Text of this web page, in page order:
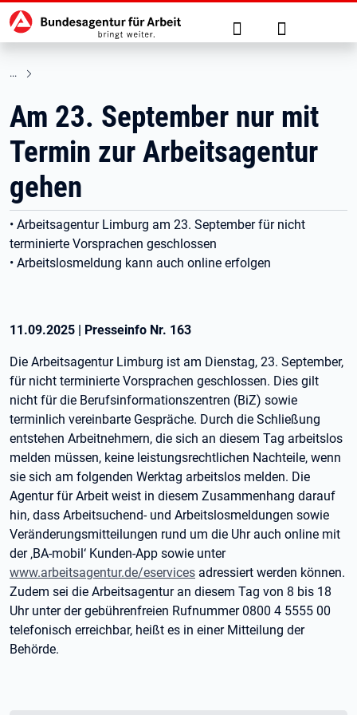
zu den Hauptinhalten springen
Hauptnavigation Suche Anmelden
Am 23. September nur mit
Termin zur Arbeitsagentur
gehen
• Arbeitsagentur Limburg am 23. September für nicht
terminierte Vorsprachen geschlossen
• Arbeitslosmeldung kann auch online erfolgen
11.09.2025 | Presseinfo Nr. 163
Die Arbeitsagentur Limburg ist am Dienstag, 23. September,
für nicht terminierte Vorsprachen geschlossen. Dies gilt
nicht für die Berufsinformationszentren (BiZ) sowie
terminlich vereinbarte Gespräche. Durch die Schließung
entstehen Arbeitnehmern, die sich an diesem Tag arbeitslos
melden müssen, keine leistungsrechtlichen Nachteile, wenn
sie sich am folgenden Werktag arbeitslos melden. Die
Agentur für Arbeit weist in diesem Zusammenhang darauf
hin, dass Arbeitsuchend- und Arbeitslosmeldungen sowie
Veränderungsmitteilungen rund um die Uhr auch online mit
der ‚BA-mobil‘ Kunden-App sowie unter
www.arbeitsagentur.de/eservices adressiert werden können.
Zudem sei die Arbeitsagentur an diesem Tag von 8 bis 18
Uhr unter der gebührenfreien Rufnummer 0800 4 5555 00
telefonisch erreichbar, heißt es in einer Mitteilung der
Behörde.